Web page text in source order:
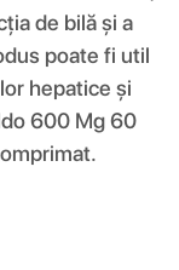
de bilă și a
poate fi util
hepatice și
600 Mg 60